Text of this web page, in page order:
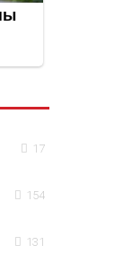
17
154
131